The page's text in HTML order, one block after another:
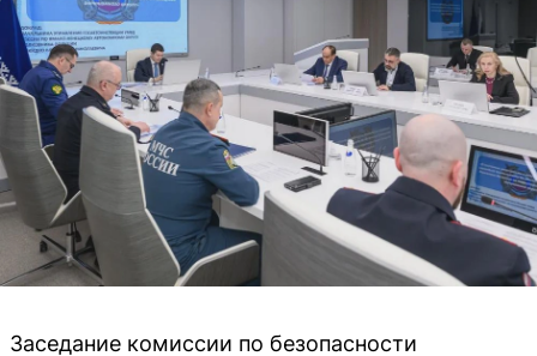
Заседание комиссии по безопасности